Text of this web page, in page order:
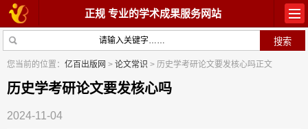
正规 专业的学术成果服务网站
学术著作
您当前的位置： 亿百出版网 > 论文常识 > 历史学考研论文要发核心吗正文
历史学考研论文要发核心吗
2024-11-04